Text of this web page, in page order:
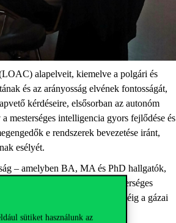
sütiket használunk az
alapelveit, kiemelve a polgári és
és az arányosság elvének fontosságát,
kérdéseire, elsősorban az autonóm
mesterséges intelligencia gyors fejlődése és
e rendszerek bevezetése iránt,
esélyét.
– amelyben BA, MA és PhD hallgatók,
célmegjelölési szabályok mesterséges
alkalmazásának jogszerűségéig a gázai